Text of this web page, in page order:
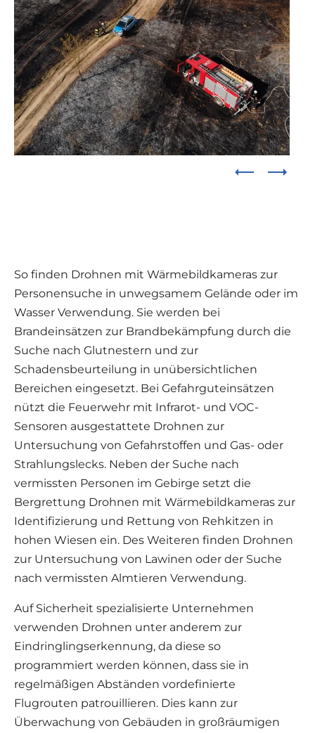
So finden Drohnen mit Wärmebildkameras zur
Personensuche in unwegsamem Gelände oder im
Wasser Verwendung. Sie werden bei
Brandeinsätzen zur Brandbekämpfung durch die
Suche nach Glutnestern und zur
Schadensbeurteilung in unübersichtlichen
Bereichen eingesetzt. Bei Gefahrguteinsätzen
nützt die Feuerwehr mit Infrarot- und VOC-
Sensoren ausgestattete Drohnen zur
Untersuchung von Gefahrstoffen und Gas- oder
Strahlungslecks. Neben der Suche nach
vermissten Personen im Gebirge setzt die
Bergrettung Drohnen mit Wärmebildkameras zur
Identifizierung und Rettung von Rehkitzen in
hohen Wiesen ein. Des Weiteren finden Drohnen
zur Untersuchung von Lawinen oder der Suche
nach vermissten Almtieren Verwendung.
Auf Sicherheit spezialisierte Unternehmen
verwenden Drohnen unter anderem zur
Eindringlingserkennung, da diese so
programmiert werden können, dass sie in
regelmäßigen Abständen vordefinierte
Flugrouten patrouillieren. Dies kann zur
Überwachung von Gebäuden in großräumigen